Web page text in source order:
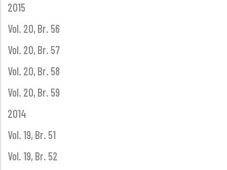
2015
Vol. 20, Br. 56
Vol. 20, Br. 57
Vol. 20, Br. 58
Vol. 20, Br. 59
2014
Vol. 19, Br. 51
Vol. 19, Br. 52